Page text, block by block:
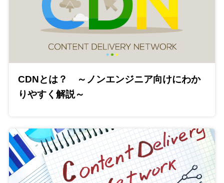
CDNとは？ ～ノンエンジニア向けにわか
りやすく解説～